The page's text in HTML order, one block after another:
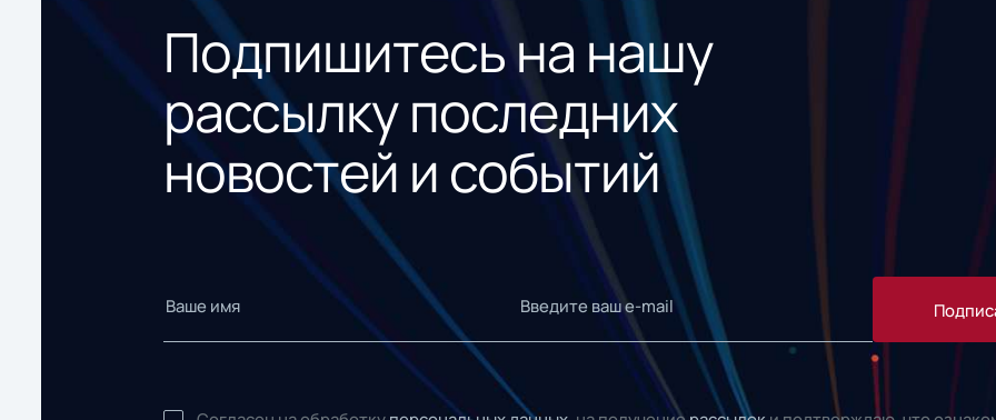
Подпишитесь на нашу
рассылку последних
новостей и событий